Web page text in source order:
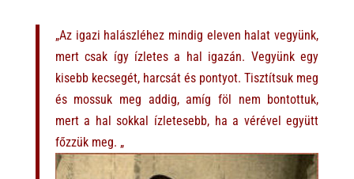
„Az igazi halászléhez mindig eleven halat vegyünk,
mert csak így ízletes a hal igazán. Vegyünk egy
kisebb kecsegét, harcsát és pontyot. Tisztítsuk meg
és mossuk meg addig, amíg föl nem bontottuk,
mert a hal sokkal ízletesebb, ha a vérével együtt
főzzük meg. „